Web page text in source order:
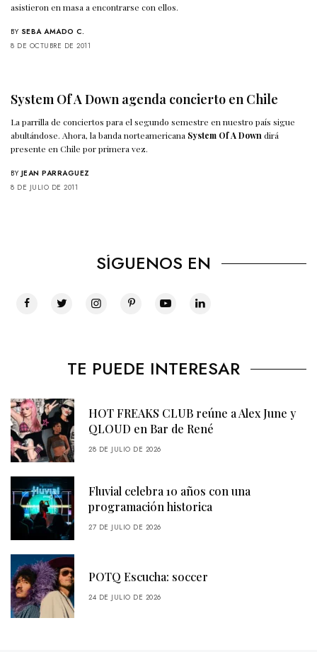
asistieron en masa a encontrarse con ellos.
BY SEBA AMADO C.
8 DE OCTUBRE DE 2011
System Of A Down agenda concierto en Chile
La parrilla de conciertos para el segundo semestre en nuestro país sigue
abultándose. Ahora, la banda norteamericana System Of A Down dirá
presente en Chile por primera vez.
BY JEAN PARRAGUEZ
8 DE JULIO DE 2011
SÍGUENOS EN
TE PUEDE INTERESAR
HOT FREAKS CLUB reúne a Alex June y
QLOUD en Bar de René
28 DE JULIO DE 2026
Fluvial celebra 10 años con una
programación historica
27 DE JULIO DE 2026
POTQ Escucha: soccer
24 DE JULIO DE 2026